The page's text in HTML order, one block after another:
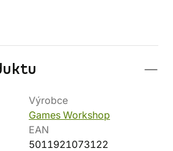
Výrobce
Games Workshop
EAN
5011921073122